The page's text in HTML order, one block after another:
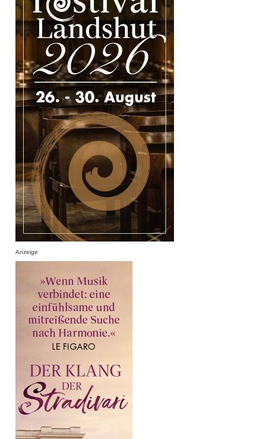
Anzeige